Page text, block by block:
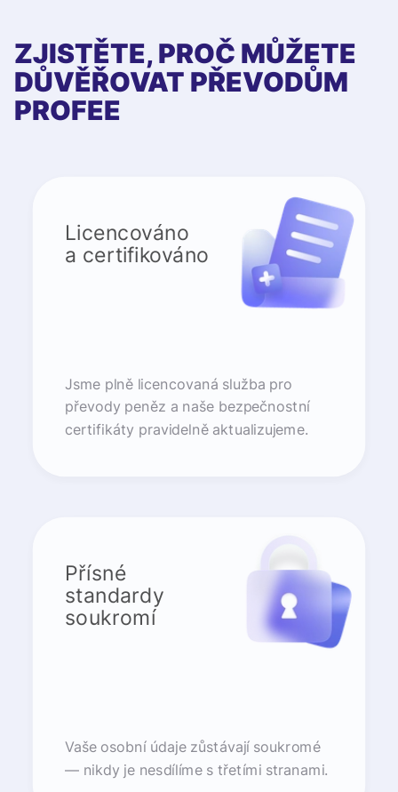
ZJISTĚTE, PROČ MŮŽETE
DŮVĚŘOVAT PŘEVODŮM
PROFEE
Licencováno
a certifikováno
Jsme plně licencovaná služba pro
převody peněz a naše bezpečnostní
certifikáty pravidelně aktualizujeme.
Přísné
standardy
soukromí
Vaše osobní údaje zůstávají soukromé
— nikdy je nesdílíme s třetími stranami.